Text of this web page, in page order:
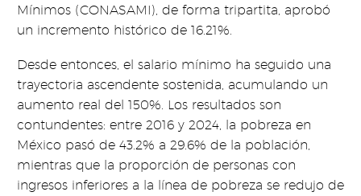
Mínimos (CONASAMI), de forma tripartita, aprobó
un incremento histórico de 16.21%.
Desde entonces, el salario mínimo ha seguido una
trayectoria ascendente sostenida, acumulando un
aumento real del 150%. Los resultados son
contundentes: entre 2016 y 2024, la pobreza en
México pasó de 43.2% a 29.6% de la población,
mientras que la proporción de personas con
ingresos inferiores a la línea de pobreza se redujo de